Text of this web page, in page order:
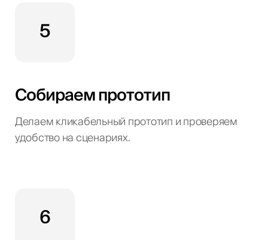
5
Собираем прототип
Делаем кликабельный прототип и проверяем
удобство на сценариях.
6